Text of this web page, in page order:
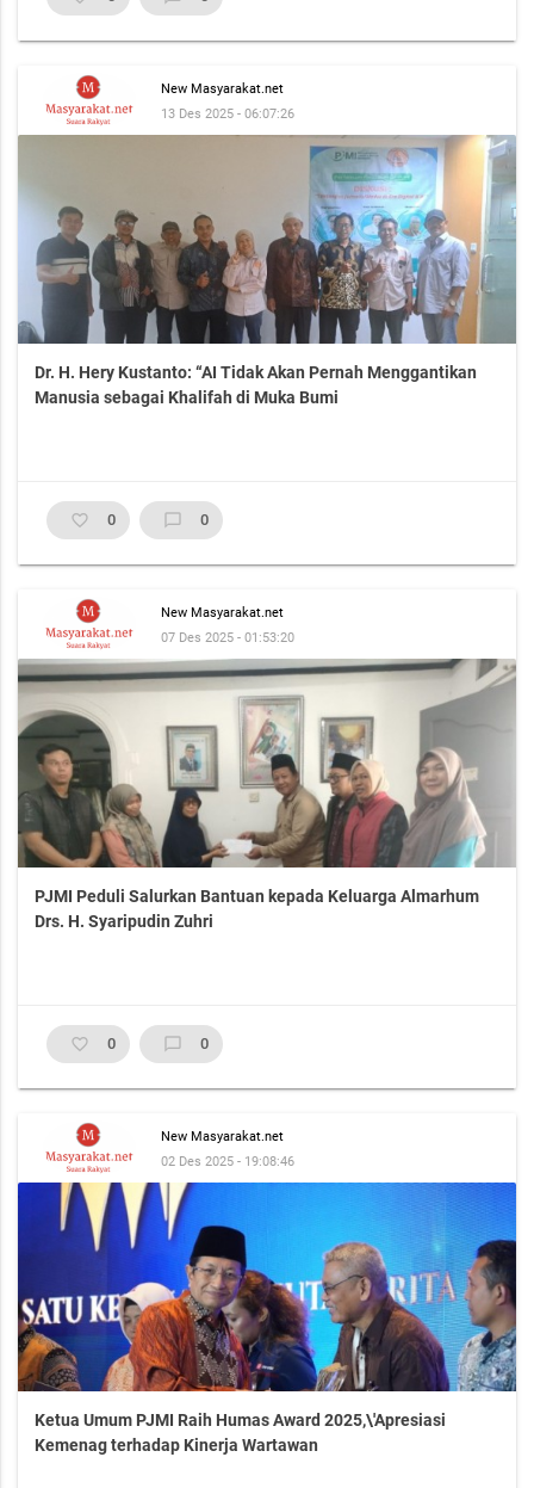
New Masyarakat.net
13 Des 2025 - 06:07:26
Dr. H. Hery Kustanto: “AI Tidak Akan Pernah Menggantikan
Manusia sebagai Khalifah di Muka Bumi
favorite_border 0 chat_bubble_outline 0
New Masyarakat.net
07 Des 2025 - 01:53:20
PJMI Peduli Salurkan Bantuan kepada Keluarga Almarhum
Drs. H. Syaripudin Zuhri
favorite_border 0 chat_bubble_outline 0
New Masyarakat.net
02 Des 2025 - 19:08:46
Ketua Umum PJMI Raih Humas Award 2025,\'Apresiasi
Kemenag terhadap Kinerja Wartawan